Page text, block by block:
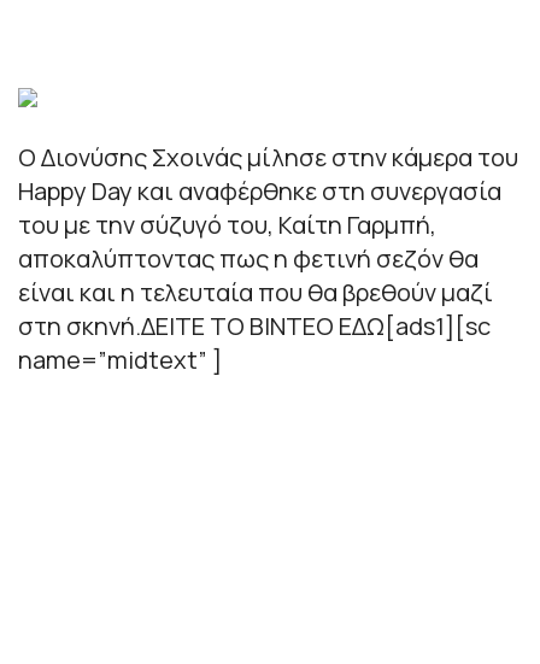
Ο Διονύσης Σχοινάς μίλησε στην κάμερα του
Happy Day και αναφέρθηκε στη συνεργασία
του με την σύζυγό του, Καίτη Γαρμπή,
αποκαλύπτοντας πως η φετινή σεζόν θα
είναι και η τελευταία που θα βρεθούν μαζί
στη σκηνή.ΔΕΙΤΕ ΤΟ ΒΙΝΤΕΟ ΕΔΩ[ads1][sc
name=”midtext” ]